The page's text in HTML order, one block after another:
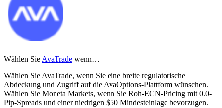
Wählen SieAvaTrade wenn…
Wählen Sie AvaTrade, wenn Sie eine breite regulatorische
Abdeckung und Zugriff auf die AvaOptions-Plattform wünschen.
Wählen Sie Moneta Markets, wenn Sie Roh-ECN-Pricing mit 0.0-
Pip-Spreads und einer niedrigen $50 Mindesteinlage bevorzugen.